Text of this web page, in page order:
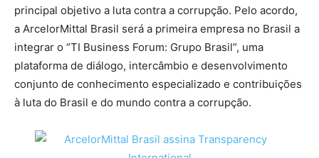
principal objetivo a luta contra a corrupção. Pelo acordo,
a ArcelorMittal Brasil será a primeira empresa no Brasil a
integrar o “TI Business Forum: Grupo Brasil”, uma
plataforma de diálogo, intercâmbio e desenvolvimento
conjunto de conhecimento especializado e contribuições
à luta do Brasil e do mundo contra a corrupção.